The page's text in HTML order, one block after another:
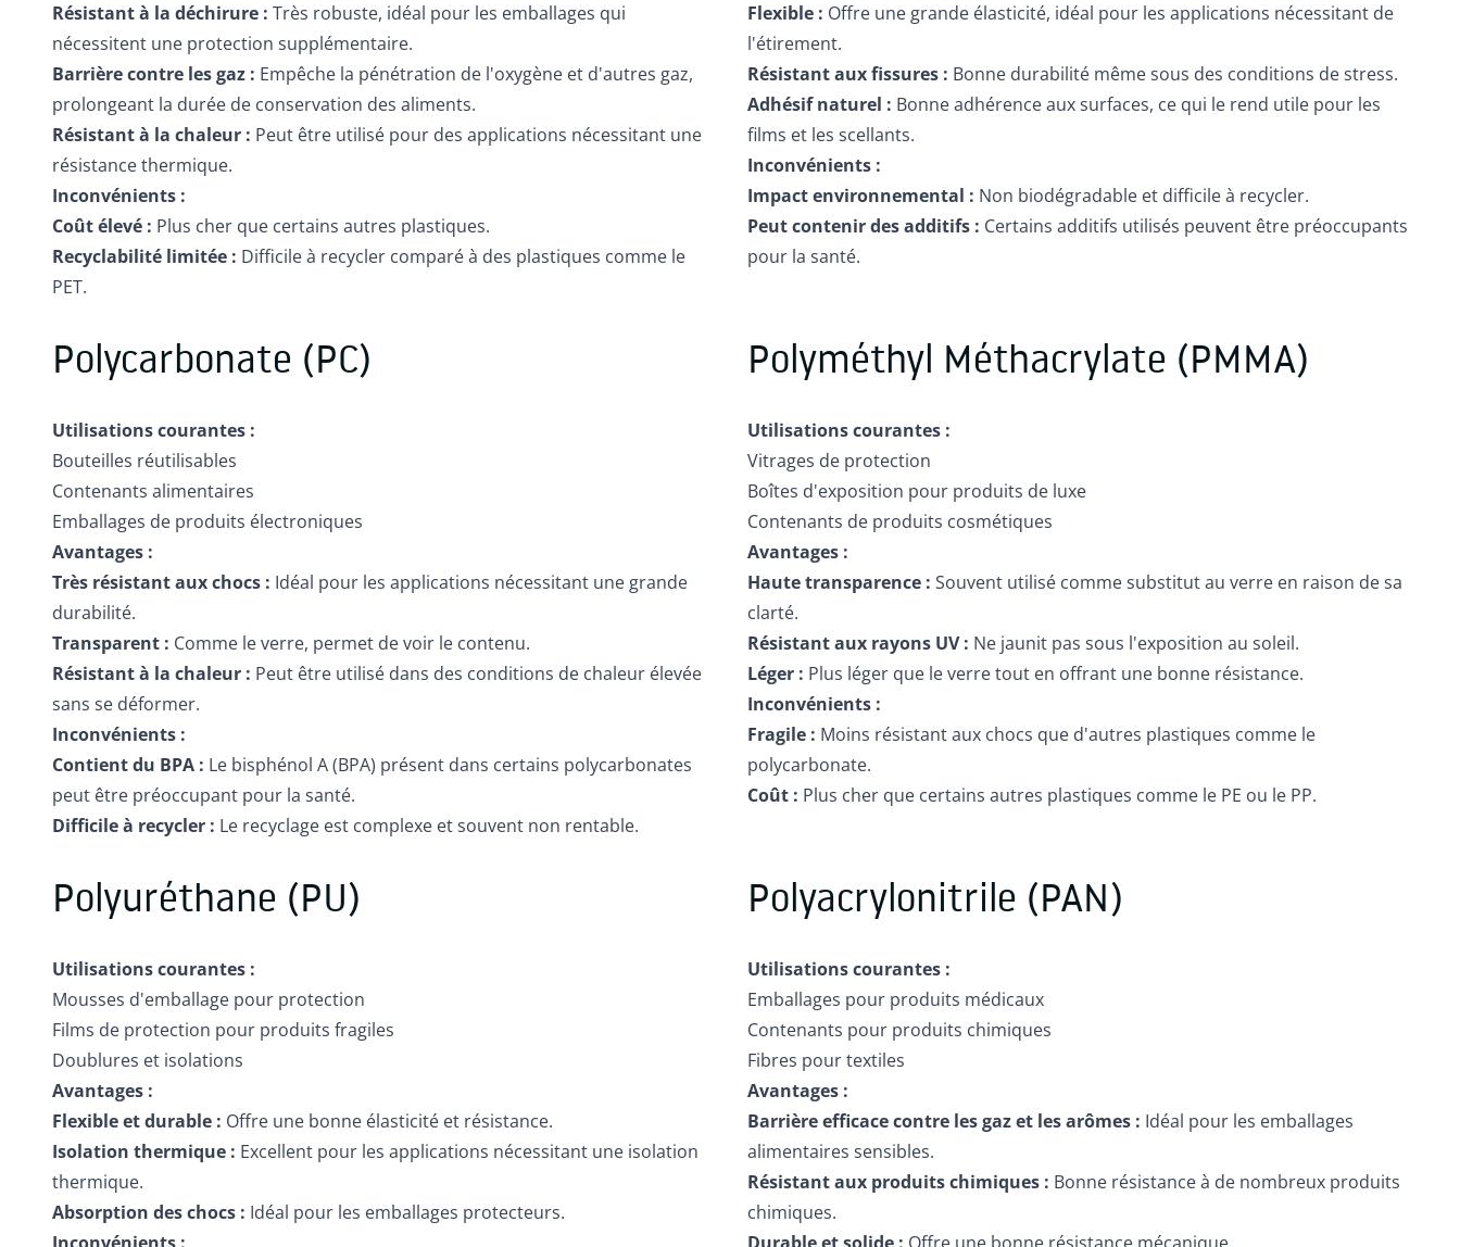
Résistant à la déchirure : Très robuste, idéal pour les emballages qui
nécessitent une protection supplémentaire.
Barrière contre les gaz : Empêche la pénétration de l'oxygène et d'autres gaz,
prolongeant la durée de conservation des aliments.
Résistant à la chaleur : Peut être utilisé pour des applications nécessitant une
résistance thermique.
Inconvénients :
Coût élevé : Plus cher que certains autres plastiques.
Recyclabilité limitée : Difficile à recycler comparé à des plastiques comme le
PET.
Flexible : Offre une grande élasticité, idéal pour les applications nécessitant de
l'étirement.
Résistant aux fissures : Bonne durabilité même sous des conditions de stress.
Adhésif naturel : Bonne adhérence aux surfaces, ce qui le rend utile pour les
films et les scellants.
Inconvénients :
Impact environnemental : Non biodégradable et difficile à recycler.
Peut contenir des additifs : Certains additifs utilisés peuvent être préoccupants
pour la santé.
Polycarbonate (PC)
Utilisations courantes :
Bouteilles réutilisables
Contenants alimentaires
Emballages de produits électroniques
Avantages :
Très résistant aux chocs : Idéal pour les applications nécessitant une grande
durabilité.
Transparent : Comme le verre, permet de voir le contenu.
Résistant à la chaleur : Peut être utilisé dans des conditions de chaleur élevée
sans se déformer.
Inconvénients :
Contient du BPA : Le bisphénol A (BPA) présent dans certains polycarbonates
peut être préoccupant pour la santé.
Difficile à recycler : Le recyclage est complexe et souvent non rentable.
Polyméthyl Méthacrylate (PMMA)
Utilisations courantes :
Vitrages de protection
Boîtes d'exposition pour produits de luxe
Contenants de produits cosmétiques
Avantages :
Haute transparence : Souvent utilisé comme substitut au verre en raison de sa
clarté.
Résistant aux rayons UV : Ne jaunit pas sous l'exposition au soleil.
Léger : Plus léger que le verre tout en offrant une bonne résistance.
Inconvénients :
Fragile : Moins résistant aux chocs que d'autres plastiques comme le
polycarbonate.
Coût : Plus cher que certains autres plastiques comme le PE ou le PP.
Polyuréthane (PU)
Utilisations courantes :
Mousses d'emballage pour protection
Films de protection pour produits fragiles
Doublures et isolations
Avantages :
Flexible et durable : Offre une bonne élasticité et résistance.
Isolation thermique : Excellent pour les applications nécessitant une isolation
thermique.
Absorption des chocs : Idéal pour les emballages protecteurs.
Polyacrylonitrile (PAN)
Utilisations courantes :
Emballages pour produits médicaux
Contenants pour produits chimiques
Fibres pour textiles
Avantages :
Barrière efficace contre les gaz et les arômes : Idéal pour les emballages
alimentaires sensibles.
Résistant aux produits chimiques : Bonne résistance à de nombreux produits
chimiques.